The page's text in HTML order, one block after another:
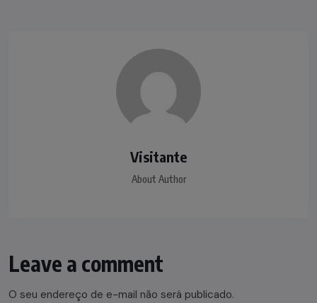
Visitante
About Author
Leave a comment
O seu endereço de e-mail não será publicado.